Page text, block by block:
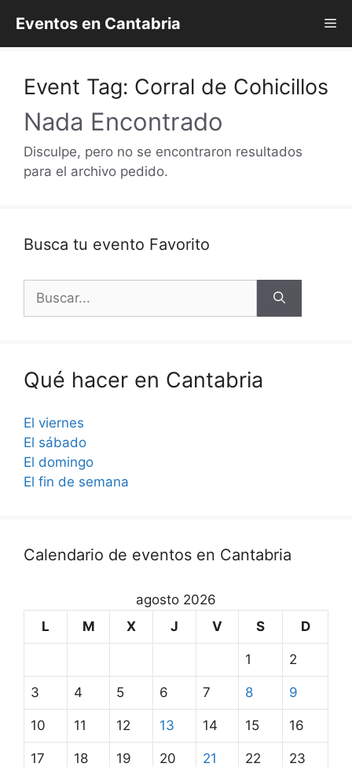
contenido
Eventos en Cantabria
Event Tag: Corral de Cohicillos
Nada Encontrado
Disculpe, pero no se encontraron resultados
para el archivo pedido.
Busca tu evento Favorito
Buscar:
Qué hacer en Cantabria
El viernes
El sábado
El domingo
El fin de semana
Calendario de eventos en Cantabria
agosto 2026
L
M X J V S D
1 2
3 4 5 6 7 8 9
10 11 12 13 14 15 16
17 18 19 20 21 22 23